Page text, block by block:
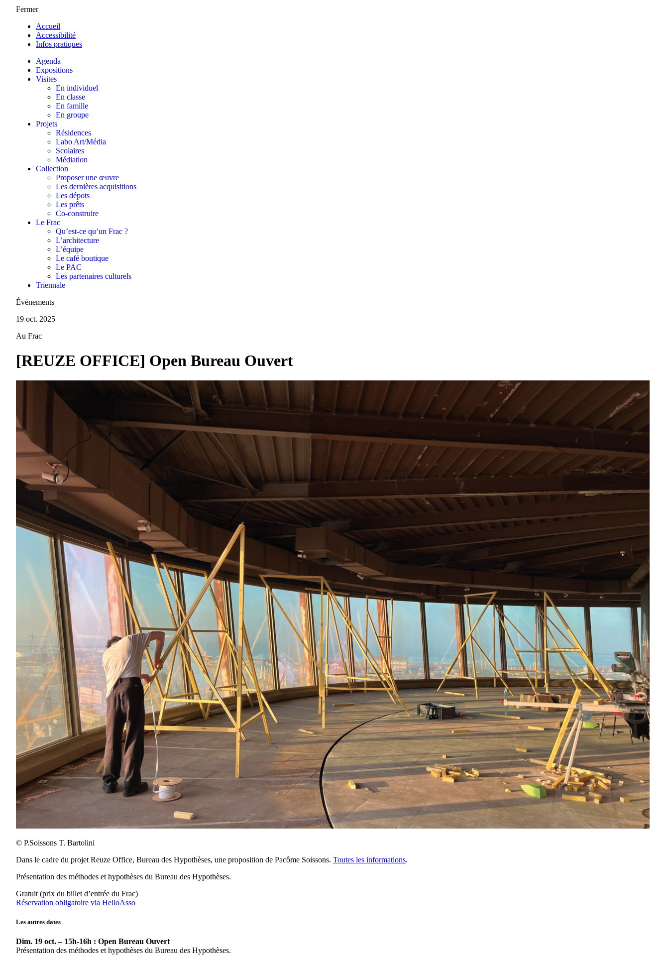
Fermer
Accueil
Accessibilité
Infos pratiques
Agenda
Expositions
Visites
En individuel
En classe
En famille
En groupe
Projets
Résidences
Labo Art/Média
Scolaires
Médiation
Collection
Proposer une œuvre
Les dernières acquisitions
Les dépots
Les prêts
Co-construire
Le Frac
Qu’est-ce qu’un Frac ?
L’architecture
L’équipe
Le café boutique
Le PAC
Les partenaires culturels
Triennale
Événements
19 oct. 2025
Au Frac
[REUZE OFFICE] Open Bureau Ouvert
© P.Soissons T. Bartolini
Dans le cadre du projet Reuze Office, Bureau des Hypothèses, une proposition de Pacôme Soissons. Toutes les informations.
Présentation des méthodes et hypothèses du Bureau des Hypothèses.
Gratuit (prix du billet d’entrée du Frac)
Réservation obligatoire via HelloAsso
Les autres dates
Dim. 19 oct. – 15h-16h : Open Bureau Ouvert
Présentation des méthodes et hypothèses du Bureau des Hypothèses.